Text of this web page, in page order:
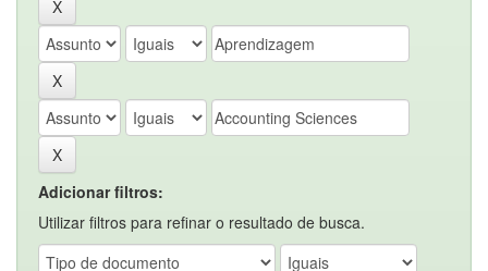
Adicionar filtros:
Utilizar filtros para refinar o resultado de busca.